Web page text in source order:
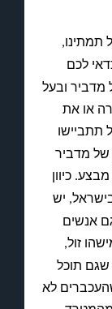
תמתינו,
לכם
מדביר ובעל
או את
תתביישו
של מדביר
מבצע. כיוון
, יש
אנשים
זול,
שגם תוכל
לא